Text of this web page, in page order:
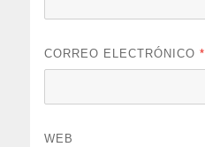
CORREO ELECTRÓNICO*
WEB